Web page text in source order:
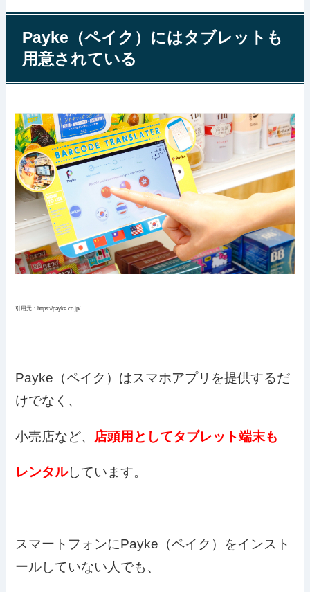
Payke（ペイク）にはタブレットも
用意されている
引用元：https://payke.co.jp/
Payke（ペイク）はスマホアプリを提供するだ
けでなく、
小売店など、 店頭用としてタブレット端末も
レンタルしています。
スマートフォンにPayke（ペイク）をインスト
ールしていない人でも、